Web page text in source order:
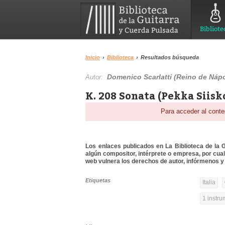
Inicio › Biblioteca › Resultados búsqueda
Autor:Domenico Scarlatti (Reino de
K. 208 Sonata (Pekka
Para acceder al
Los enlaces publicados en La Biblioteca de la
algún compositor, intérprete o empresa, por
web vulnera los derechos de autor, infórmenos
Etiquetas Italia
1